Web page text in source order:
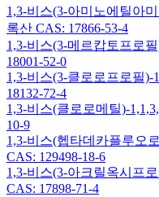
1,3-비스(3-아미노에틸아
록산 CAS: 17866-53-4
1,3-비스(3-메르캅토프로
18001-52-0
1,3-비스(3-클로로프로필)-
18132-72-4
1,3-비스(클로로메틸)-
10-9
1,3-비스(헵타데카플루오
CAS: 129498-18-6
1,3-비스(3-아크릴옥시프
CAS: 17898-71-4